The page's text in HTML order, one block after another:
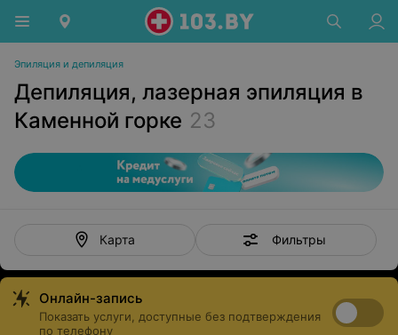
Эпиляция и депиляция
Депиляция, лазерная эпиляция в
Каменной горке 23
Карта Фильтры
Онлайн-запись
Показать услуги, доступные без подтверждения
по телефону